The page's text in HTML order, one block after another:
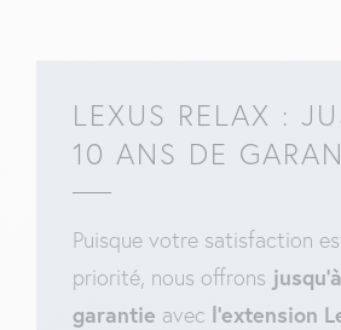
LEXUS RELAX :
10 ANS DE
Puisque votre satisfaction
priorité, nous offrons
garantie avec l’extension